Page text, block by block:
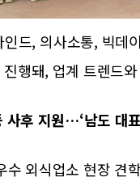
드, 의사소통, 빅데
행돼, 업계 트렌드
후 지원…‘남도 대
수 외식업소 현장 견